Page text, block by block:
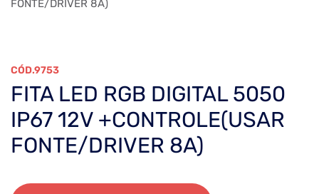
FONTE/DRIVER 8A)
9753
FITA LED RGB DIGITAL 5050
IP67 12V +CONTROLE(USAR
FONTE/DRIVER 8A)